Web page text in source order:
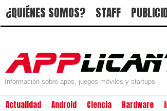
¿QUIÉNES SOMOS? STAFF
Información sobre apps, juegos móviles y startups
Actualidad Android Ciencia Hardware